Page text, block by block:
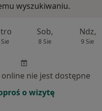
wyszukiwaniu.
Sob,
8 Sie
Ndz,
9 Sie
nie jest dostępne
o wizytę